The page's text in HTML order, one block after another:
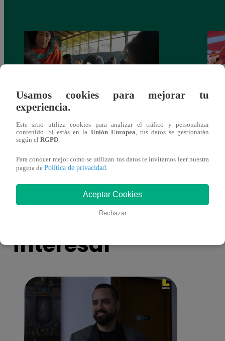
Mujeres indígenas y amazónicas del Perú
denuncian ante ONU que no se respeta su
También te puede
interesar
Usamos cookies para mejorar tu
experiencia.
Este sitio utiliza cookies para analizar el tráfico y personalizar
contenido. Si estás en la Unión Europea, tus datos se gestionarán
según el RGPD.
Para conocer mejor como se utilizan tus datos te invitamos leer nuestra
pagina de Política de privacidad.
Aceptar Cookies
Rechazar